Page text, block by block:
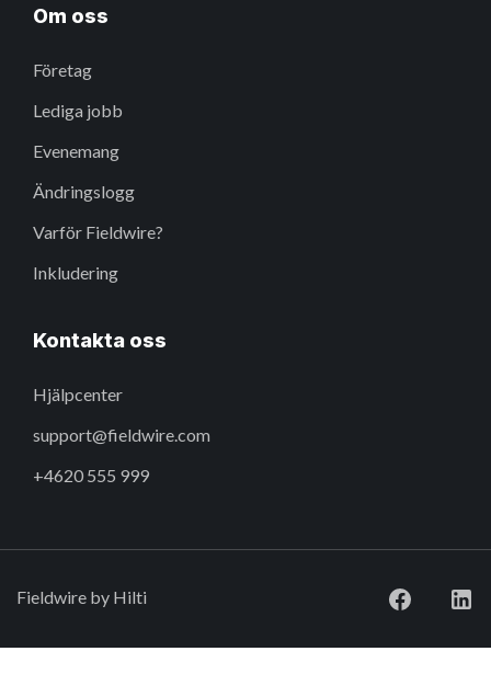
Om oss
Företag
Lediga jobb
Evenemang
Ändringslogg
Varför Fieldwire?
Inkludering
Kontakta oss
Hjälpcenter
support@fieldwire.com
+4620 555 999
Fieldwire by Hilti